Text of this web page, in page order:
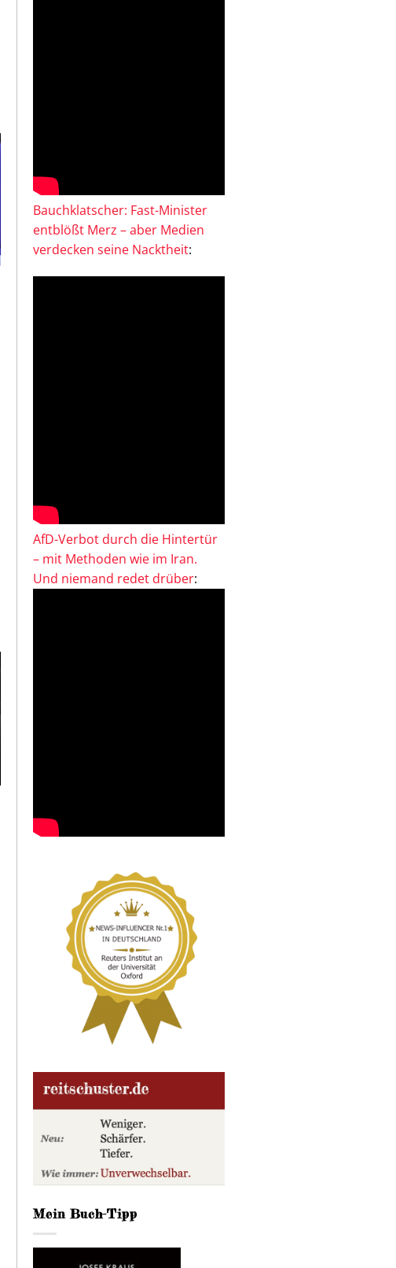
Bauchklatscher: Fast-Minister
entblößt Merz – aber Medien
verdecken seine Nacktheit:
AfD-Verbot durch die Hintertür
– mit Methoden wie im Iran.
Und niemand redet drüber:
Mein Buch-Tipp